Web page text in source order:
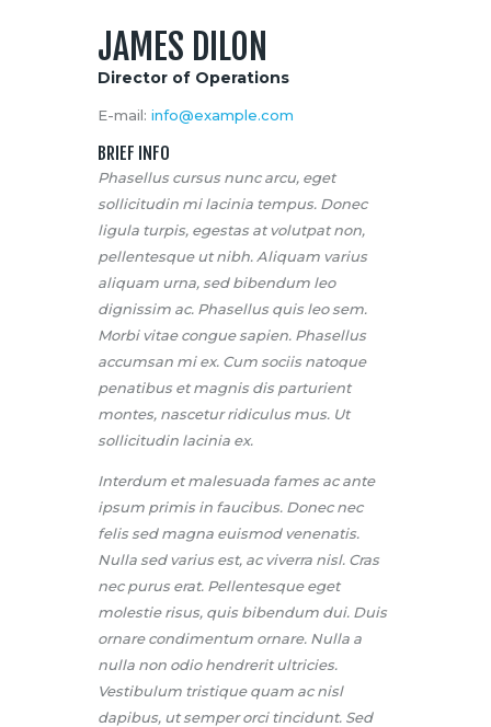
JAMES DILON
Director of Operations
E-mail: info@example.com
BRIEF INFO
Phasellus cursus nunc arcu, eget
sollicitudin mi lacinia tempus. Donec
ligula turpis, egestas at volutpat non,
pellentesque ut nibh. Aliquam varius
aliquam urna, sed bibendum leo
dignissim ac. Phasellus quis leo sem.
Morbi vitae congue sapien. Phasellus
accumsan mi ex. Cum sociis natoque
penatibus et magnis dis parturient
montes, nascetur ridiculus mus. Ut
sollicitudin lacinia ex.
Interdum et malesuada fames ac ante
ipsum primis in faucibus. Donec nec
felis sed magna euismod venenatis.
Nulla sed varius est, ac viverra nisl. Cras
nec purus erat. Pellentesque eget
molestie risus, quis bibendum dui. Duis
ornare condimentum ornare. Nulla a
nulla non odio hendrerit ultricies.
Vestibulum tristique quam ac nisl
dapibus, ut semper orci tincidunt. Sed